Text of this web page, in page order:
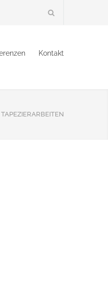
Kontakt
TAPEZIERARBEITEN